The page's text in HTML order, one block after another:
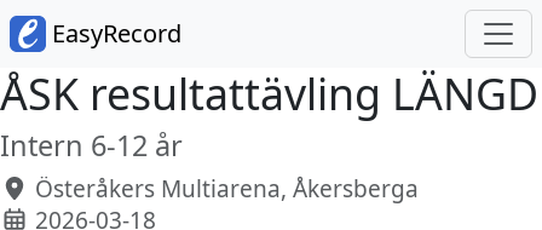
EasyRecord
ÅSK resultattävling LÄNGD
Intern 6-12 år
Österåkers Multiarena, Åkersberga
2026-03-18